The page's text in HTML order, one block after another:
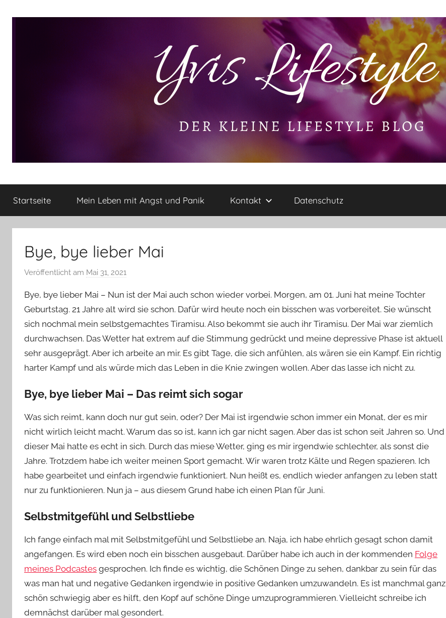
Yvis
Lifestyle
kleine
Lifestyle
Rezensionen,
vieles
mehr
Startseite Mein Leben mit Angst und Panik Kontakt Datenschutz
Bye, bye lieber Mai
Veröffentlicht am Mai 31, 2021
n
Y
v
o
n
n
Bye, bye lieber Mai – Nun ist der Mai auch schon wieder vorbei. Morgen, am 01. Juni hat meine Tochter
Geburtstag. 21 Jahre alt wird sie schon. Dafür wird heute noch ein bisschen was vorbereitet. Sie wünscht
sich nochmal mein selbstgemachtes Tiramisu. Also bekommt sie auch ihr Tiramisu. Der Mai war ziemlich
durchwachsen. Das Wetter hat extrem auf die Stimmung gedrückt und meine depressive Phase ist aktuell
sehr ausgeprägt. Aber ich arbeite an mir. Es gibt Tage, die sich anfühlen, als wären sie ein Kampf. Ein richtig
harter Kampf und als würde mich das Leben in die Knie zwingen wollen. Aber das lasse ich nicht zu.
Bye, bye lieber Mai – Das reimt sich sogar
Was sich reimt, kann doch nur gut sein, oder? Der Mai ist irgendwie schon immer ein Monat, der es mir
nicht wirlich leicht macht. Warum das so ist, kann ich gar nicht sagen. Aber das ist schon seit Jahren so. Und
dieser Mai hatte es echt in sich. Durch das miese Wetter, ging es mir irgendwie schlechter, als sonst die
Jahre. Trotzdem habe ich weiter meinen Sport gemacht. Wir waren trotz Kälte und Regen spazieren. Ich
habe gearbeitet und einfach irgendwie funktioniert. Nun heißt es, endlich wieder anfangen zu leben statt
nur zu funktionieren. Nun ja – aus diesem Grund habe ich einen Plan für Juni.
Selbstmitgefühl und Selbstliebe
Ich fange einfach mal mit Selbstmitgefühl und Selbstliebe an. Naja, ich habe ehrlich gesagt schon damit
angefangen. Es wird eben noch ein bisschen ausgebaut. Darüber habe ich auch in der kommenden Folge
meines Podcastes gesprochen. Ich finde es wichtig, die Schönen Dinge zu sehen, dankbar zu sein für das
was man hat und negative Gedanken irgendwie in positive Gedanken umzuwandeln. Es ist manchmal ganz
schön schwiegig aber es hilft, den Kopf auf schöne Dinge umzuprogrammieren. Vielleicht schreibe ich
demnächst darüber mal gesondert.